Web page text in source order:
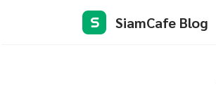
S SiamCafe Blog